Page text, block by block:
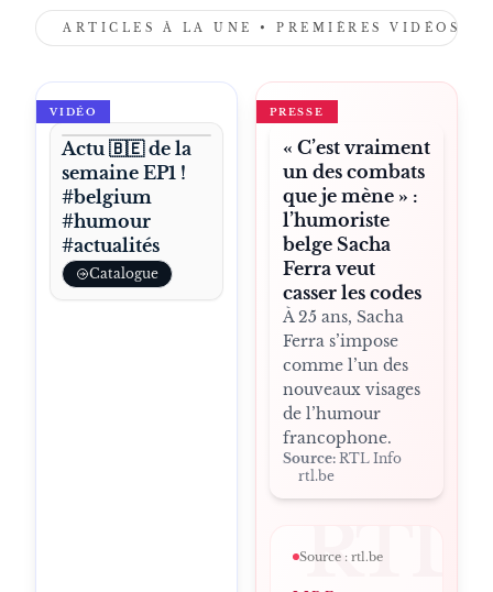
ARTICLES À LA UNE • PREMIÈRES VIDÉOS •
VIDÉO
Actu 🇧🇪 de la
semaine EP1 !
#belgium
#humour
#actualités
Catalogue
PRESSE
« C’est vraiment
un des combats
que je mène » :
l’humoriste
belge Sacha
Ferra veut
casser les codes
À 25 ans, Sacha
Ferra s’impose
comme l’un des
nouveaux visages
de l’humour
francophone.
Source: RTL Info
rtl.be
RTL
Source : rtl.be